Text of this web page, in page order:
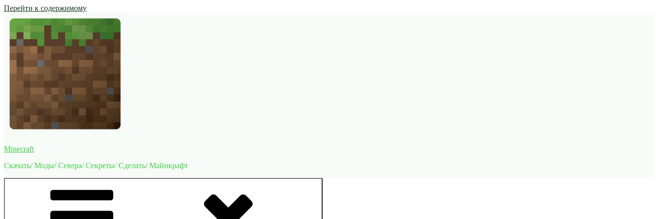
Перейти к содержимому
Minecraft
Скачать/ Моды/ Севера/ Секреты/ Сделать/ Майнкрафт